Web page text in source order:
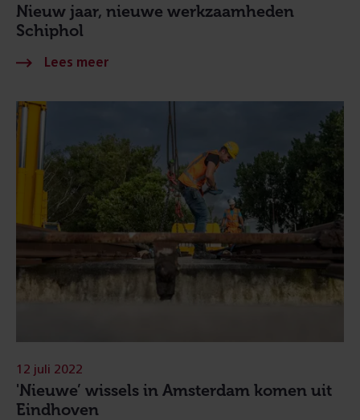
Nieuw jaar, nieuwe werkzaamheden
Schiphol
'Nieuwe’ wissels in Amsterdam komen uit
Eindhoven
12 juli 2022